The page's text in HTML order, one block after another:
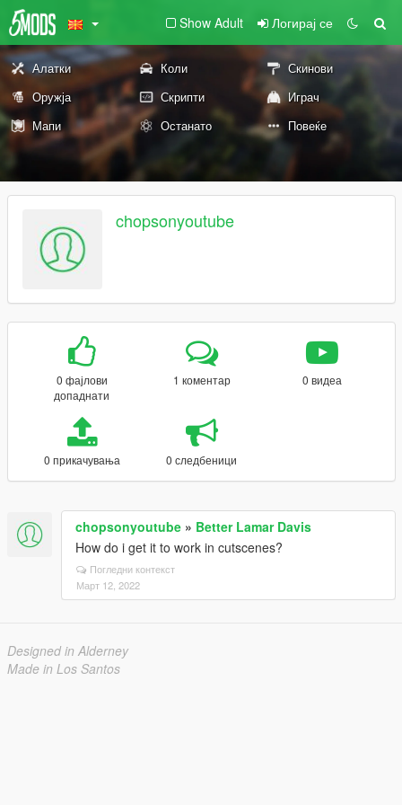
Show Adult Логирај се
Алатки Коли
Скинови
Оружја
Скрипти
Играч
Мапи
Останато Повеќе
chopsonyoutube
0 фајлови
допаднати
1 коментар 0 видеа
0 прикачувања 0 следбеници
chopsonyoutube » Better Lamar Davis
How do i get it to work in cutscenes?
Погледни контекст
Март 12, 2022
Designed in Alderney
Made in Los Santos